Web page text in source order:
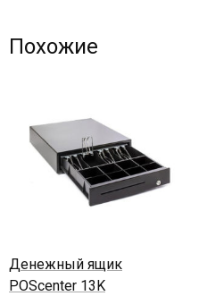
Похожие
Денежный ящик
POScenter 13K